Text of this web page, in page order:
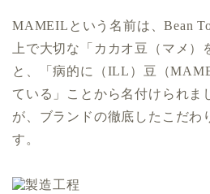
MAMEILという名前は、Bean
上で大切な「カカオ豆（マメ）
と、「病的に（ILL）豆（
ている」ことから名付けられま
が、ブランドの徹底したこだわ
す。